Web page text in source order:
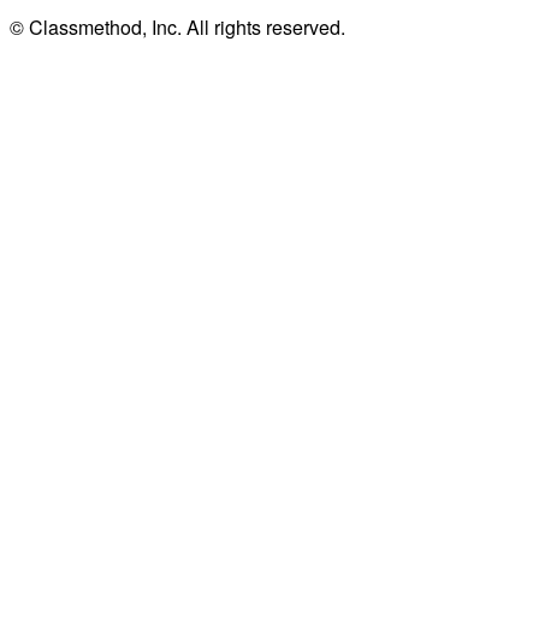
© Classmethod, Inc. All rights reserved.